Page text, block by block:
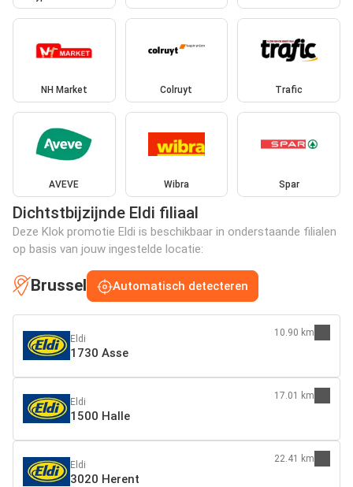
NH Market Colruyt Trafic
AVEVE Wibra Spar
Dichtstbijzijnde Eldi filiaal
Deze Klok promotie Eldi is beschikbaar in onderstaande filialen
op basis van jouw ingestelde locatie:
Brussel Automatisch detecteren
Eldi
1730 Asse
10.90 km
Eldi
1500 Halle
17.01 km
Eldi
3020 Herent
22.41 km